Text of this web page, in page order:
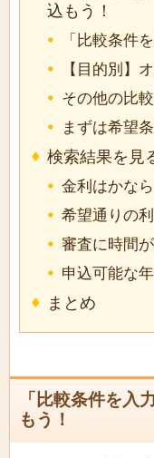
込もう！
「比較条件
【目的別】
その他の比
まずは希望
検索結果を見
金利はかな
希望通りの
審査に時間
申込可能な
まとめ
「比較条件を入
もう！